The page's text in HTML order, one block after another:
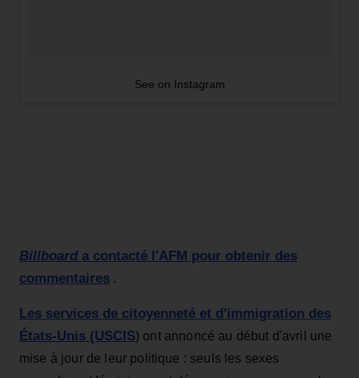
See on Instagram
Billboarda contacté l'AFM pour obtenir des
commentaires .
Les services de citoyenneté et d'immigration des
États-Unis (USCIS) ont annoncé au début d'avril une
mise à jour de leur politique : seuls les sexes